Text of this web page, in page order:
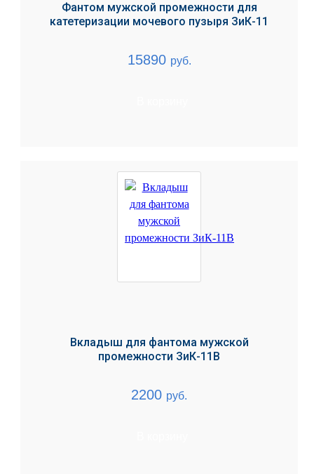
Фантом мужской промежности для
катетеризации мочевого пузыря ЗиК-11
15890 руб.
Вкладыш для фантома мужской
промежности ЗиК-11В
2200 руб.